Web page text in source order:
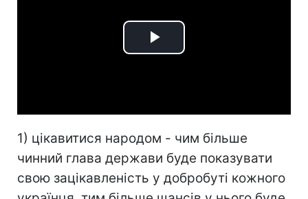
Play
1) цікавитися народом - чим більше
чинний глава держави буде показувати
свою зацікавленість у добробуті кожного